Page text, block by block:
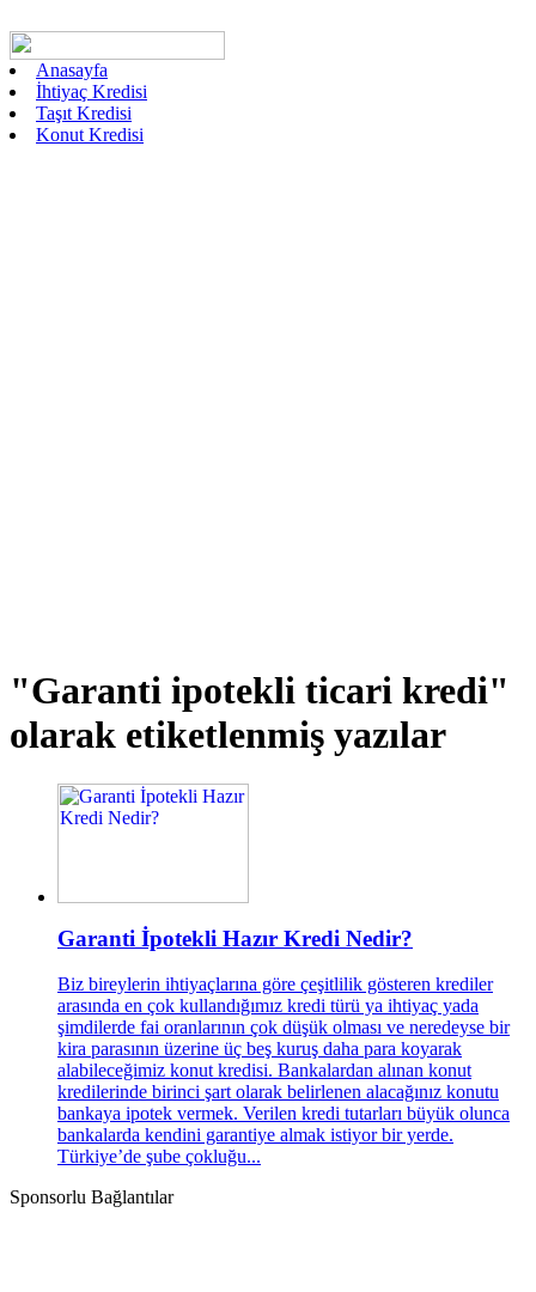
Anasayfa
İhtiyaç Kredisi
Taşıt Kredisi
Konut Kredisi
"Garanti ipotekli ticari kredi"
olarak etiketlenmiş yazılar
Garanti İpotekli Hazır Kredi Nedir?
Biz bireylerin ihtiyaçlarına göre çeşitlilik gösteren krediler
arasında en çok kullandığımız kredi türü ya ihtiyaç yada
şimdilerde fai oranlarının çok düşük olması ve neredeyse bir
kira parasının üzerine üç beş kuruş daha para koyarak
alabileceğimiz konut kredisi. Bankalardan alınan konut
kredilerinde birinci şart olarak belirlenen alacağınız konutu
bankaya ipotek vermek. Verilen kredi tutarları büyük olunca
bankalarda kendini garantiye almak istiyor bir yerde.
Türkiye’de şube çokluğu...
Sponsorlu Bağlantılar